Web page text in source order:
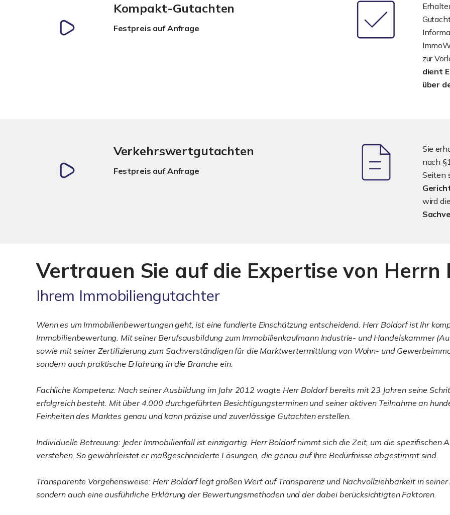
Kompakt-Gutachten
Festpreis auf Anfrage
zur
dient
über
Verkehrswertgutachten
Festpreis auf Anfrage
Sie
nach
Seiten
wird
Vertrauen Sie auf die Expertise von Herrn
Ihrem Immobiliengutachter
Wenn es um Immobilienbewertungen geht, ist eine fundierte Einschätzung entscheidend. Herr Boldorf ist Ihr
Immobilienbewertung. Mit seiner Berufsausbildung zum Immobilienkaufmann Industrie- und Handelskammer
sowie mit seiner Zertifizierung zum Sachverständigen für die Marktwertermittlung von Wohn- und
sondern auch praktische Erfahrung in die Branche ein.
Fachliche Kompetenz: Nach seiner Ausbildung im Jahr 2012 wagte Herr Boldorf bereits mit 23 Jahren seine
erfolgreich besteht. Mit über 4.000 durchgeführten Besichtigungsterminen und seiner aktiven Teilnahme an
Feinheiten des Marktes genau und kann präzise und zuverlässige Gutachten erstellen.
Individuelle Betreuung: Jeder Immobilienfall ist einzigartig. Herr Boldorf nimmt sich die Zeit, um die spezifischen
verstehen. So gewährleistet er maßgeschneiderte Lösungen, die genau auf Ihre Bedürfnisse abgestimmt sind.
Transparente Vorgehensweise: Herr Boldorf legt großen Wert auf Transparenz und Nachvollziehbarkeit in
sondern auch eine ausführliche Erklärung der Bewertungsmethoden und der dabei berücksichtigten Faktoren.